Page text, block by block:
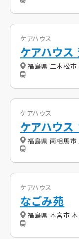
ケアハウス
ケアハウス
福島県 二本松
ケアハウス
ケアハウス
福島県 南相馬
ケアハウス
なごみ苑
福島県 本宮市